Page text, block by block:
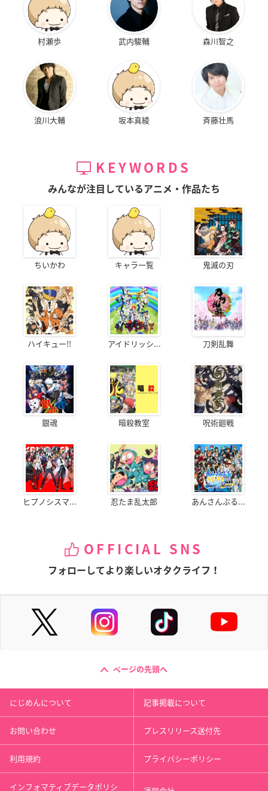
村瀬歩 武内駿輔 森川智之
浪川大輔 坂本真綾 斉藤壮馬
KEYWORDS
みんなが注目しているアニメ・作品たち
ちいかわ キャラ一覧 鬼滅の刃
ハイキュー!! アイドリッシ... 刀剣乱舞
銀魂 暗殺教室 呪術廻戦
ヒプノシスマ... 忍たま乱太郎 あんさんぶる...
OFFICIAL SNS
フォローしてより楽しいオタクライフ！
ページの先頭へ
にじめんについて 記事掲載について
お問い合わせ プレスリリース送付先
利用規約 プライバシーポリシー
インフォマティブデータポリシ